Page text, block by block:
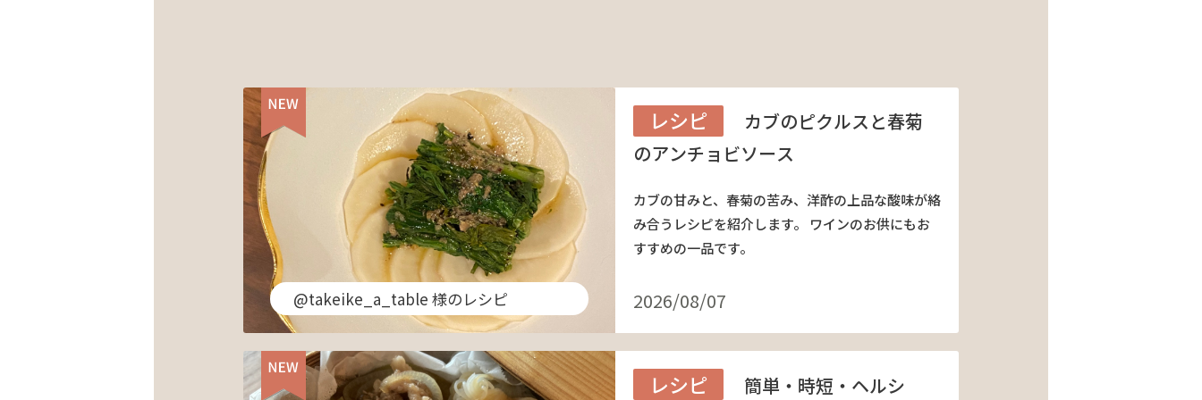
@takeike_a_table 様のレシピ
レシピ
カブのピクルスと春菊
のアンチョビソース
カブの甘みと、春菊の苦み、洋酢の上品な酸味が絡
み合うレシピを紹介します。 ワインのお供にもお
すすめの一品です。
2026/08/07
レシピ 簡単・時短・ヘルシ